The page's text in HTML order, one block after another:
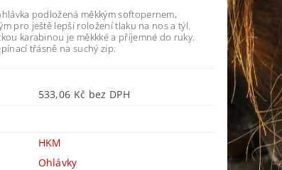
podložená měkkým softopernem,
pro ještě lepší roložení tlaku na nos a týl.
karabinou je měkkké a příjemné do ruky.
třásně na suchý zip.
533,06 Kč bez DPH
HKM
Ohlávky